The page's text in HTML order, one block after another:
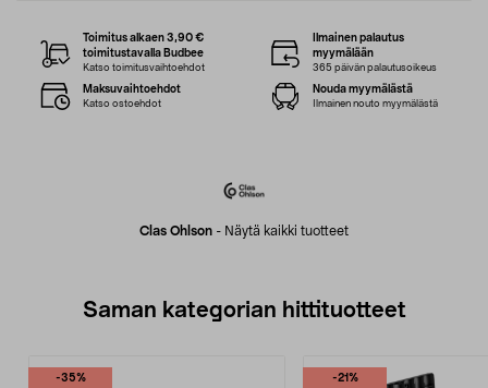
Clas Ohlson - Näytä kaikki tuotteet
Toimitus alkaen 3,90 €
toimitustavalla Budbee
Katso toimitusvaihtoehdot
Ilmainen palautus
myymälään
365 päivän palautusoikeus
Maksuvaihtoehdot
Katso ostoehdot
Nouda myymälästä
Ilmainen nouto myymälästä
Saman kategorian hittituotteet
-35% -21%